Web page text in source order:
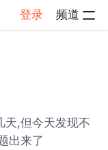
登录 频道
天,但今天发现不
出来了